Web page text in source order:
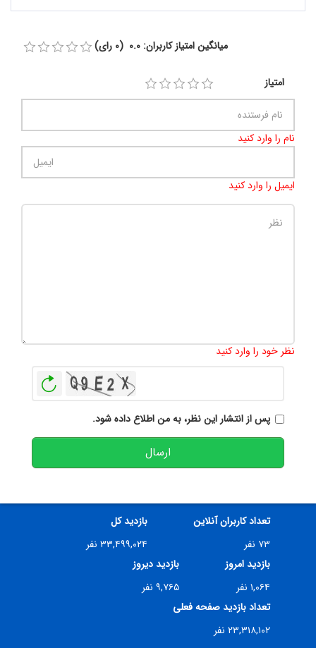
میانگین امتیاز کاربران: 0.0 (0 رای)
امتیاز
نام را وارد کنید
ایمیل را وارد کنید
نظر خود را وارد کنید
پس از انتشار این نظر، به من اطلاع داده شود.
ارسال
تعداد کاربران آنلاین
۷۳ نفر
بازدید کل
۳۳,۴۹۹,۰۲۴ نفر
بازدید امروز
۱,۰۶۴ نفر
بازدید دیروز
۹,۷۶۵ نفر
تعداد بازدید صفحه فعلی
۲۳,۳۱۸,۱۰۲ نفر